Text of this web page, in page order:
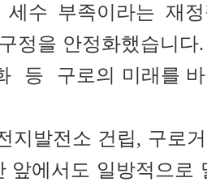
수 부족이라는 재
정을 안정화했습니
등 구로의 미래를
지발전소 건립, 구로
앞에서도 일방적으